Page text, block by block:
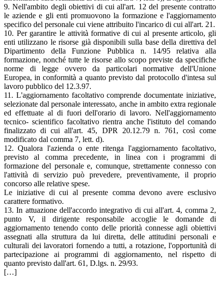
9. Nell'ambito degli obiettivi di cui all'art. 12 del presente contratto
le aziende e gli enti promuovono la formazione e l'aggiornamento
specifico del personale cui viene attribuito l'incarico di cui all'art. 21.
10. Per garantire le attività formative di cui al presente articolo, gli
enti utilizzano le risorse già disponibili sulla base della direttiva del
Dipartimento della Funzione Pubblica n. 14/95 relativa alla
formazione, nonché tutte le risorse allo scopo previste da specifiche
norme di legge ovvero da particolari normative dell'Unione
Europea, in conformità a quanto previsto dal protocollo d'intesa sul
lavoro pubblico del 12.3.97.
11. L'aggiornamento facoltativo comprende documentate iniziative,
selezionate dal personale interessato, anche in ambito extra regionale
ed effettuate al di fuori dell'orario di lavoro. Nell'aggiornamento
tecnico- scientifico facoltativo rientra anche l'istituto del comando
finalizzato di cui all'art. 45, DPR 20.12.79 n. 761, così come
modificato dal comma 7, lett. d).
12. Qualora l'azienda o ente ritenga l'aggiornamento facoltativo,
previsto al comma precedente, in linea con i programmi di
formazione del personale e, comunque, strettamente connesso con
l'attività di servizio può prevedere, preventivamente, il proprio
concorso alle relative spese.
Le iniziative di cui al presente comma devono avere esclusivo
carattere formativo.
13. In attuazione dell'accordo integrativo di cui all'art. 4, comma 2,
punto V, il dirigente responsabile accoglie le domande di
aggiornamento tenendo conto delle priorità connesse agli obiettivi
assegnati alla struttura da lui diretta, delle attitudini personali e
culturali dei lavoratori fornendo a tutti, a rotazione, l'opportunità di
partecipazione ai programmi di aggiornamento, nel rispetto di
quanto previsto dall'art. 61, D.lgs. n. 29/93.
[…]